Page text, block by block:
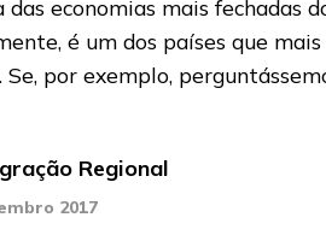
economias mais fechadas
é um dos países que mais
Se, por exemplo,
Regional
2017